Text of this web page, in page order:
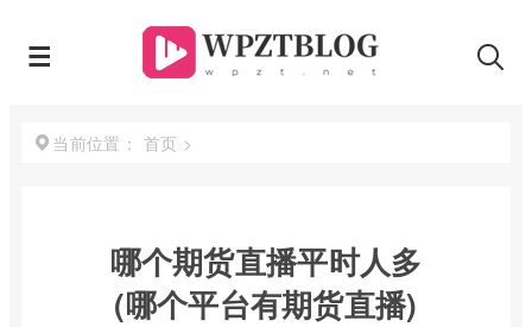
当前位置： 首页 >
哪个期货直播平时人多
(哪个平台有期货直播)